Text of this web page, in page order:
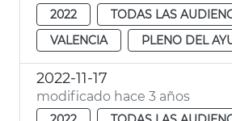
2022
TODAS LAS
VALENCIA
PLENO DEL
2022-11-17
modificado hace 3 años